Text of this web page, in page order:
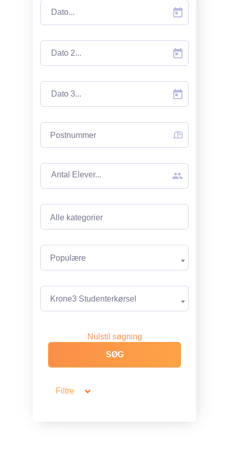
Vores studentervogne er bygget til det éne formål at
køre med studenter. Vi bestræber os på at være de
bedste i branchen, og derfor har vi fokus på tre ting, når
vi kører med årets nye studenter: Vi vil bringe
studenterne så festligt, præsentabelt og vigtigst af alt
sikkert frem mellem alle stoppene.
Det er vigtigt, at I lytter til chaufførens
sikkerhedsinstruktioner i starten af turen, og at I
løbende følger hans anvisninger og ellers følger jeres
sunde fornuft hele dagen.
Det er derudover forbudt at kaste affald, flasker og
dåser ud af vognen. Hvis i skader andre køretøjer eller
Postnummer
Alle kategorier
Populære
Krone3 Studenterkørsel
Nulstil søgning
Filtre